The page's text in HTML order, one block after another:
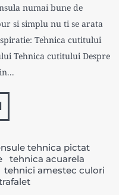
numai bune de
si simplu nu ti se arata
Tehnica cutitului
Tehnica cutitului Despre
tehnica pictat
tehnica acuarela
tehnici amestec culori